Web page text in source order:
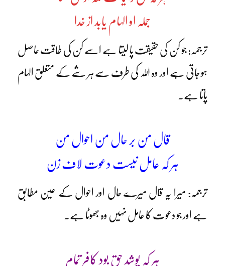
جملہ او الہام یابد از خدا
ترجمہ: جو کن کی حقیقت پا لیتا ہے اسے کن کی طاقت حاصل
ہو جاتی ہے اور وہ اللہ کی طرف سے ہر شے کے متعلق الہام
پاتا ہے۔
قال من بر حال من احوال من
ہر کہ عامل نیست دعوت لاف زن
ترجمہ: میرا یہ قال میرے حال اور احوال کے عین مطابق
ہے اور جو دعوت کا عامل نہیں وہ جھوٹا ہے۔
ہر کہ پوشد حق بود کافر تمام